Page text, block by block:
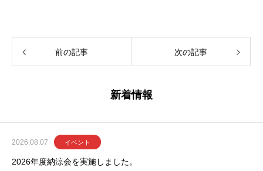
前の記事 次の記事
新着情報
2026.08.07 イベント
2026年度納涼会を実施しました。